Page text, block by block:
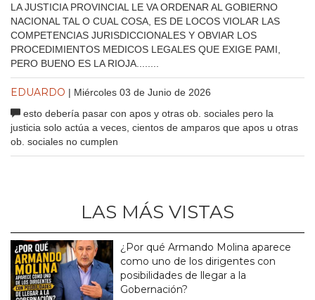
LA JUSTICIA PROVINCIAL LE VA ORDENAR AL GOBIERNO
NACIONAL TAL O CUAL COSA, ES DE LOCOS VIOLAR LAS
COMPETENCIAS JURISDICCIONALES Y OBVIAR LOS
PROCEDIMIENTOS MEDICOS LEGALES QUE EXIGE PAMI,
PERO BUENO ES LA RIOJA........
EDUARDO | Miércoles 03 de Junio de 2026
esto debería pasar con apos y otras ob. sociales pero la
justicia solo actúa a veces, cientos de amparos que apos u otras
ob. sociales no cumplen
LAS MÁS VISTAS
¿Por qué Armando Molina aparece
como uno de los dirigentes con
posibilidades de llegar a la
Gobernación?